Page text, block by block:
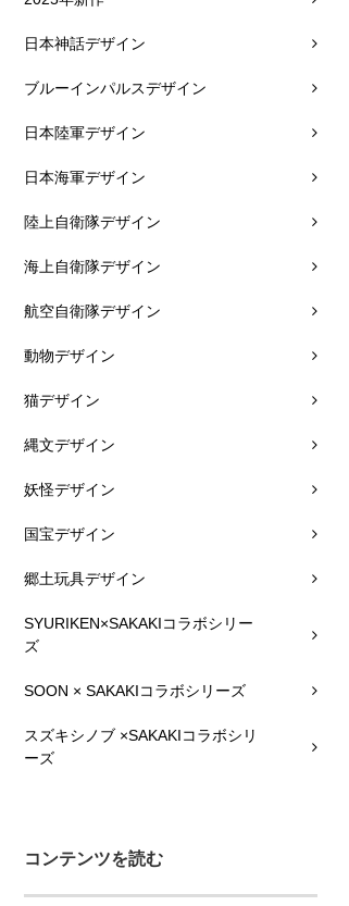
日本神話デザイン
ブルーインパルスデザイン
日本陸軍デザイン
日本海軍デザイン
陸上自衛隊デザイン
海上自衛隊デザイン
航空自衛隊デザイン
動物デザイン
猫デザイン
縄文デザイン
妖怪デザイン
国宝デザイン
郷土玩具デザイン
SYURIKEN×SAKAKIコラボシリー
ズ
SOON × SAKAKIコラボシリーズ
スズキシノブ ×SAKAKIコラボシリ
ーズ
コンテンツを読む